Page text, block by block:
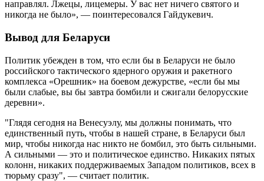
направлял. Лжецы, лицемеры. У вас нет ничего святого и
никогда не было», — поинтересовался Гайдукевич.
Вывод для Беларуси
Политик убежден в том, что если бы в Беларуси не было
российского тактического ядерного оружия и ракетного
комплекса «Орешник» на боевом дежурстве, «если бы мы
были слабые, вы бы завтра бомбили и сжигали белорусские
деревни».
"Глядя сегодня на Венесуэлу, мы должны понимать, что
единственный путь, чтобы в нашей стране, в Беларуси был
мир, чтобы никогда нас никто не бомбил, это быть сильными.
А сильными ― это и политическое единство. Никаких пятых
колонн, никаких поддерживаемых Западом политиков, всех в
тюрьму сразу", ― считает политик.